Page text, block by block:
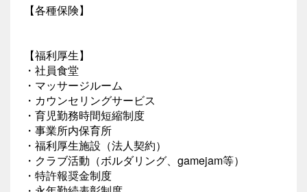
【各種保険】
【福利厚生】
・社員食堂
・マッサージルーム
・カウンセリングサービス
・育児勤務時間短縮制度
・事業所内保育所
・福利厚生施設（法人契約）
・クラブ活動（ボルダリング、gamejam等）
・特許報奨金制度